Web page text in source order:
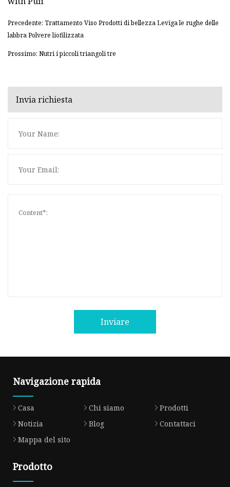
Precedente: Trattamento Viso Prodotti di bellezza Leviga le rughe delle
labbra Polvere liofilizzata
Prossimo: Nutri i piccoli triangoli tre
Invia richiesta
Inviare
Navigazione rapida
Casa Chi siamo
Prodotti
Notizia
Blog
Contattaci
Mappa del sito
Prodotto